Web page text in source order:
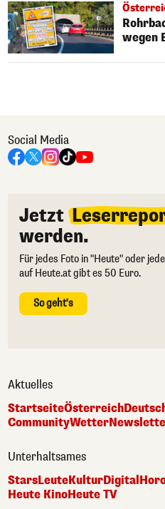
wegen
Social Media
Jetzt
werden.
Für jedes Foto in "Heute" oder
auf Heute.at gibt es 50 Euro.
So geht's
Aktuelles
StartseiteÖsterreich
CommunityWetter
Unterhaltsames
StarsLeuteKulturDigital
Heute KinoHeute TV